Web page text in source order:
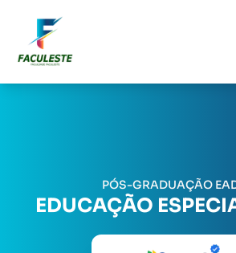
PÓS-GRADUAÇÃO
EDUCAÇÃO